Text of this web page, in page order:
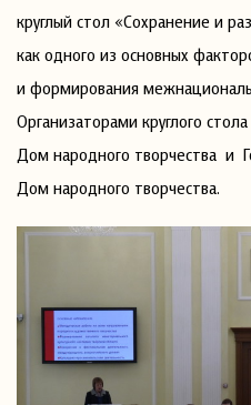
круглый стол «Сохранение и
как одного из основных
и формирования
Организаторами круглого
Дом народного творчества и
Дом народного творчества.